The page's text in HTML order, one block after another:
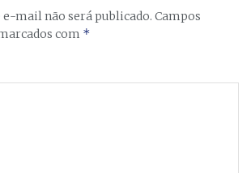
e-mail não será publicado. Campos
com *